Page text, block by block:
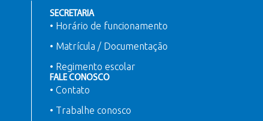
SECRETARIA
• Horário de funcionamento
• Matrícula / Documentação
• Regimento escolar
FALE CONOSCO
• Contato
• Trabalhe conosco